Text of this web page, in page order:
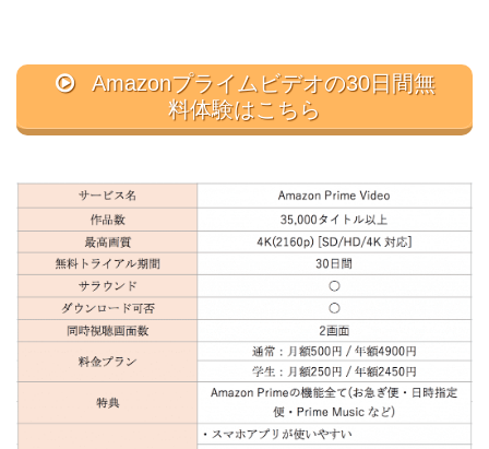
Amazonプライムビデオの30日間無
料体験はこちら